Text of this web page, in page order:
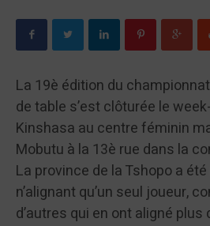
La 19è édition du
de table s’est clôturée le
Kinshasa au centre féminin
Mobutu à la 13è rue dans la
La province de la Tshopo a
n’alignant qu’un seul joueur,
d’autres qui en ont aligné plus